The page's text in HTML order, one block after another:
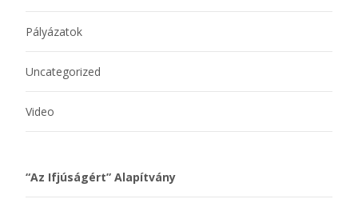
Pályázatok
Uncategorized
Video
“Az Ifjúságért” Alapítvány